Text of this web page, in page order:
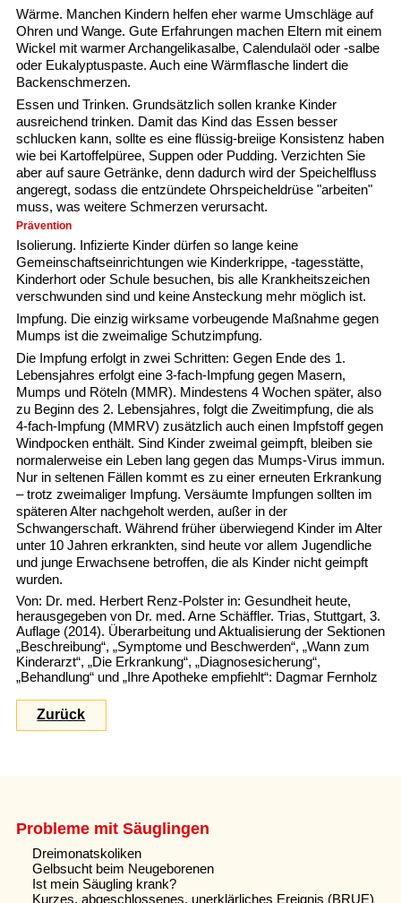
Wärme. Manchen Kindern helfen eher warme Umschläge auf
Ohren und Wange. Gute Erfahrungen machen Eltern mit einem
Wickel mit warmer Archangelikasalbe, Calendulaöl oder -salbe
oder Eukalyptuspaste. Auch eine Wärmflasche lindert die
Backenschmerzen.
Essen und Trinken. Grundsätzlich sollen kranke Kinder
ausreichend trinken. Damit das Kind das Essen besser
schlucken kann, sollte es eine flüssig-breiige Konsistenz haben
wie bei Kartoffelpüree, Suppen oder Pudding. Verzichten Sie
aber auf saure Getränke, denn dadurch wird der Speichelfluss
angeregt, sodass die entzündete Ohrspeicheldrüse "arbeiten"
muss, was weitere Schmerzen verursacht.
Prävention
Isolierung. Infizierte Kinder dürfen so lange keine
Gemeinschaftseinrichtungen wie Kinderkrippe, -tagesstätte,
Kinderhort oder Schule besuchen, bis alle Krankheitszeichen
verschwunden sind und keine Ansteckung mehr möglich ist.
Impfung. Die einzig wirksame vorbeugende Maßnahme gegen
Mumps ist die zweimalige Schutzimpfung.
Die Impfung erfolgt in zwei Schritten: Gegen Ende des 1.
Lebensjahres erfolgt eine 3-fach-Impfung gegen Masern,
Mumps und Röteln (MMR). Mindestens 4 Wochen später, also
zu Beginn des 2. Lebensjahres, folgt die Zweitimpfung, die als
4-fach-Impfung (MMRV) zusätzlich auch einen Impfstoff gegen
Windpocken enthält. Sind Kinder zweimal geimpft, bleiben sie
normalerweise ein Leben lang gegen das Mumps-Virus immun.
Nur in seltenen Fällen kommt es zu einer erneuten Erkrankung
– trotz zweimaliger Impfung. Versäumte Impfungen sollten im
späteren Alter nachgeholt werden, außer in der
Schwangerschaft. Während früher überwiegend Kinder im Alter
unter 10 Jahren erkrankten, sind heute vor allem Jugendliche
und junge Erwachsene betroffen, die als Kinder nicht geimpft
wurden.
Von: Dr. med. Herbert Renz-Polster in: Gesundheit heute,
herausgegeben von Dr. med. Arne Schäffler. Trias, Stuttgart, 3.
Auflage (2014). Überarbeitung und Aktualisierung der Sektionen
„Beschreibung“, „Symptome und Beschwerden“, „Wann zum
Kinderarzt“, „Die Erkrankung“, „Diagnosesicherung“,
„Behandlung“ und „Ihre Apotheke empfiehlt“: Dagmar Fernholz
Zurück
Probleme mit Säuglingen
Dreimonatskoliken
Gelbsucht beim Neugeborenen
Ist mein Säugling krank?
Kurzes, abgeschlossenes, unerklärliches Ereignis (BRUE)